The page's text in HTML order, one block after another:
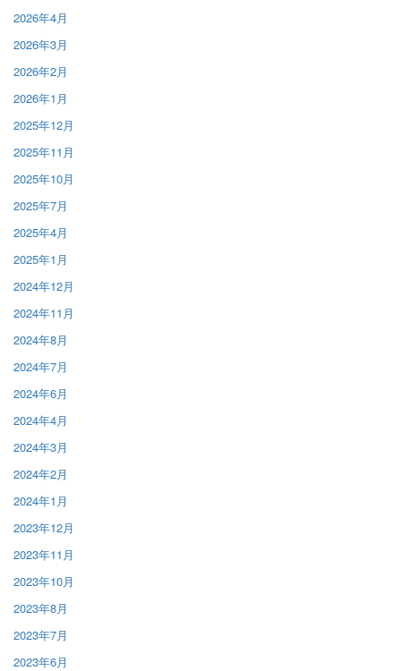
2026年4月
2026年3月
2026年2月
2026年1月
2025年12月
2025年11月
2025年10月
2025年7月
2025年4月
2025年1月
2024年12月
2024年11月
2024年8月
2024年7月
2024年6月
2024年4月
2024年3月
2024年2月
2024年1月
2023年12月
2023年11月
2023年10月
2023年8月
2023年7月
2023年6月